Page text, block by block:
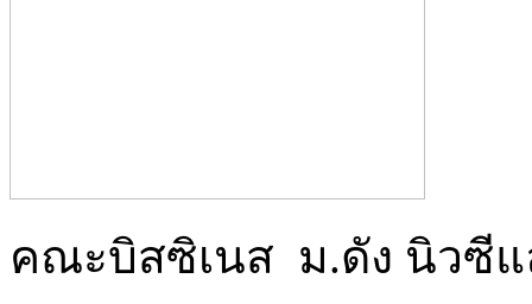
คณะบิสซิเนส ม.ดัง นิวซีแ